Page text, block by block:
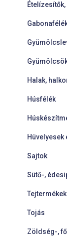
Halak,
Húsfélék
Hüvelyesek
Sajtok
Sütő-,
Tejtermékek
Tojás
Zöldség-,